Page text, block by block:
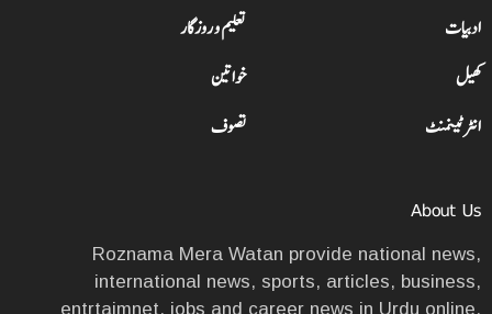
ادبیات
تعلیم و روزگار
کھیل
خواتین
انٹرٹینمنٹ
تصوف
About Us
Roznama Mera Watan provide national news,
international news, sports, articles, business,
entrtaimnet, jobs and career news in Urdu online.